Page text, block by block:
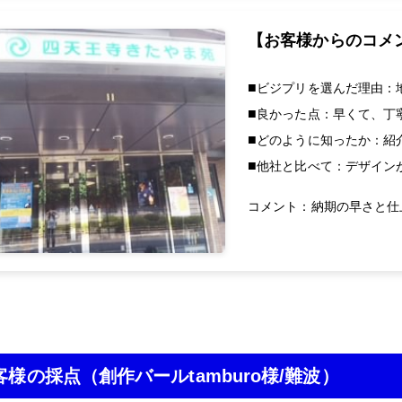
【お客様からのコメ
ビジプリを選んだ理由：
良かった点：早くて、
どのように知ったか：紹
他社と比べて：デザイン
コメント：納期の早さと
様の採点 （創作バールtamburo様/難波）